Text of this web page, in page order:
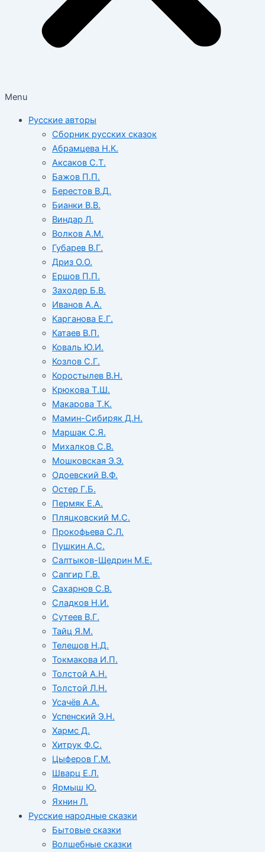
Menu
Русские авторы
Сборник русских сказок
Абрамцева Н.К.
Аксаков С.Т.
Бажов П.П.
Берестов В.Д.
Бианки В.В.
Виндар Л.
Волков А.М.
Губарев В.Г.
Дриз О.О.
Ершов П.П.
Заходер Б.В.
Иванов А.А.
Карганова Е.Г.
Катаев В.П.
Коваль Ю.И.
Козлов С.Г.
Коростылев В.Н.
Крюкова Т.Ш.
Макарова Т.К.
Мамин-Сибиряк Д.Н.
Маршак С.Я.
Михалков С.В.
Мошковская Э.Э.
Одоевский В.Ф.
Остер Г.Б.
Пермяк Е.А.
Пляцковский М.С.
Прокофьева С.Л.
Пушкин А.С.
Салтыков-Щедрин М.Е.
Сапгир Г.В.
Сахарнов С.В.
Сладков Н.И.
Сутеев В.Г.
Тайц Я.М.
Телешов Н.Д.
Токмакова И.П.
Толстой А.Н.
Толстой Л.Н.
Усачёв А.А.
Успенский Э.Н.
Хармс Д.
Хитрук Ф.С.
Цыферов Г.М.
Шварц Е.Л.
Ярмыш Ю.
Яхнин Л.
Русские народные сказки
Бытовые сказки
Волшебные сказки